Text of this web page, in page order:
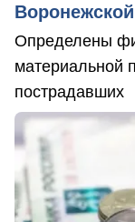
Определены
материальной
пострадавших